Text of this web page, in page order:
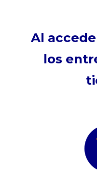
Al
los